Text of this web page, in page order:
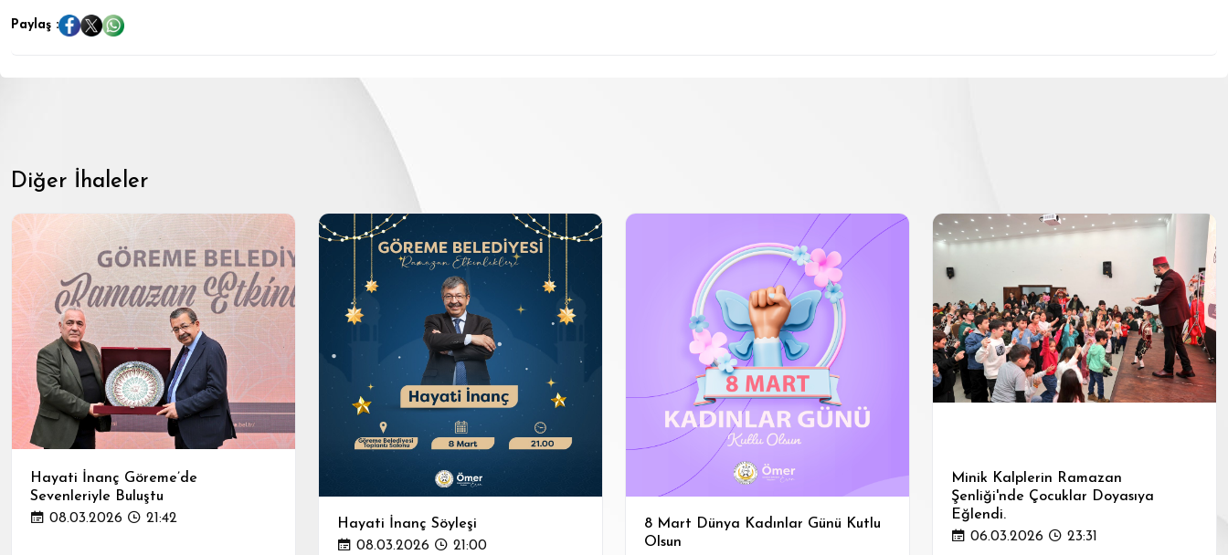
Paylaş :
Diğer İhaleler
Hayati İnanç Göreme’de
Sevenleriyle Buluştu
08.03.2026
21:42
Hayati İnanç Söyleşi
08.03.2026
21:00
8 Mart Dünya Kadınlar Günü Kutlu
Olsun
Minik Kalplerin Ramazan
Şenliği'nde Çocuklar Doyasıya
Eğlendi.
06.03.2026
23:31